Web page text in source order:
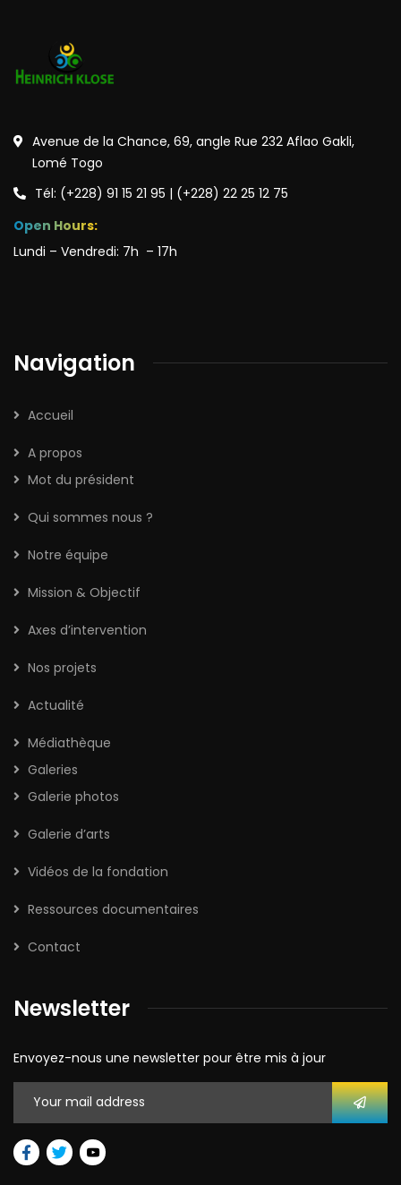
Avenue de la Chance, 69, angle Rue 232 Aflao Gakli,
Lomé Togo
Tél: (+228) 91 15 21 95 | (+228) 22 25 12 75
Open Hours:
Lundi – Vendredi: 7h – 17h
Navigation
Accueil
A propos
Mot du président
Qui sommes nous ?
Notre équipe
Mission & Objectif
Axes d’intervention
Nos projets
Actualité
Médiathèque
Galeries
Galerie photos
Galerie d’arts
Vidéos de la fondation
Ressources documentaires
Contact
Newsletter
Envoyez-nous une newsletter pour être mis à jour